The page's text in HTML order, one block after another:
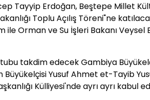
Tayyip Erdoğan, Beştepe Millet
Toplu Açılış Töreni"ne
ile Orman ve Su İşleri Bakanı Veysel
takdim edecek Gambiya
Büyükelçisi Yusuf Ahmet et-Tayib
Külliyesi'nde ayrı ayrı kabul